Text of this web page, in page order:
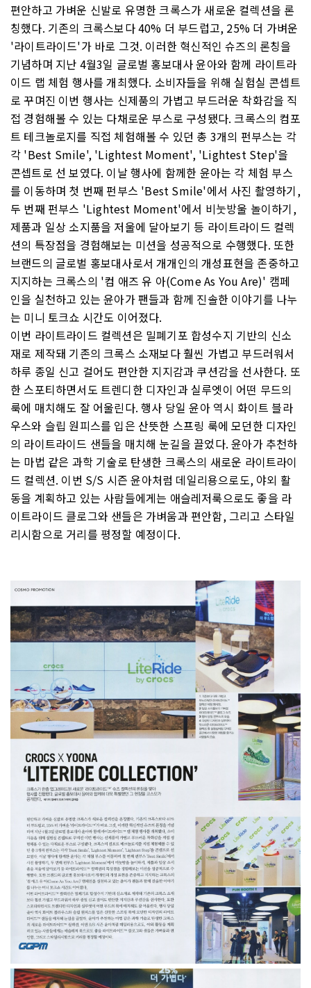
편안하고 가벼운 신발로 유명한 크록스가 새로운 컬렉션을 론
칭했다. 기존의 크록스보다 40% 더 부드럽고, 25% 더 가벼운
'라이트라이드'가 바로 그것. 이러한 혁신적인 슈즈의 론칭을
기념하며 지난 4월3일 글로벌 홍보대사 윤아와 함께 라이트라
이드 랩 체험 행사를 개최했다. 소비자들을 위해 실험실 콘셉트
로 꾸며진 이번 행사는 신제품의 가볍고 부드러운 착화감을 직
접 경험해볼 수 있는 다채로운 부스로 구성됐다. 크록스의 컴포
트 테크놀로지를 직접 체험해볼 수 있던 총 3개의 펀부스는 각
각 'Best Smile', 'Lightest Moment', 'Lightest Step'을
콘셉트로 선 보였다. 이날 행사에 함께한 윤아는 각 체험 부스
를 이동하며 첫 번째 펀부스 'Best Smile'에서 사진 촬영하기,
두 번째 펀부스 'Lightest Moment'에서 비눗방울 놀이하기,
제품과 일상 소지품을 저울에 달아보기 등 라이트라이드 컬렉
션의 특장점을 경험해보는 미션을 성공적으로 수행했다. 또한
브랜드의 글로벌 홍보대사로서 개개인의 개성표현을 존중하고
지지하는 크록스의 '컴 애즈 유 아(Come As You Are)' 캠페
인을 실천하고 있는 윤아가 팬들과 함께 진솔한 이야기를 나누
는 미니 토크쇼 시간도 이어졌다.
이번 라이트라이드 컬렉션은 밀폐기포 합성수지 기반의 신소
재로 제작돼 기존의 크록스 소재보다 훨씬 가볍고 부드러워서
하루 종일 신고 걸어도 편안한 지지감과 쿠션감을 선사한다. 또
한 스포티하면서도 트렌디한 디자인과 실루엣이 어떤 무드의
룩에 매치해도 잘 어울린다. 행사 당일 윤아 역시 화이트 블라
우스와 슬립 원피스를 입은 산뜻한 스프링 룩에 모던한 디자인
의 라이트라이드 샌들을 매치해 눈길을 끌었다. 윤아가 추천하
는 마법 같은 과학 기술로 탄생한 크록스의 새로운 라이트라이
드 컬렉션. 이번 S/S 시즌 윤아처럼 데일리용으로도, 야외 활
동을 계획하고 있는 사람들에게는 애슬레저룩으로도 좋을 라
이트라이드 클로그와 샌들은 가벼움과 편안함, 그리고 스타일
리시함으로 거리를 평정할 예정이다.